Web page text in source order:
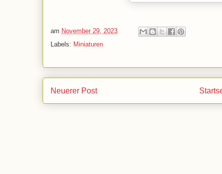
am November 29, 2023
Labels: Miniaturen
Neuerer Post